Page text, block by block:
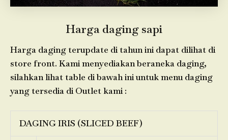
Harga daging sapi
Harga daging terupdate di tahun ini dapat dilihat di
store front. Kami menyediakan beraneka daging,
silahkan lihat table di bawah ini untuk menu daging
yang tersedia di Outlet kami :
DAGING IRIS (SLICED BEEF)